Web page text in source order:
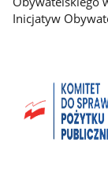
Inicjatyw